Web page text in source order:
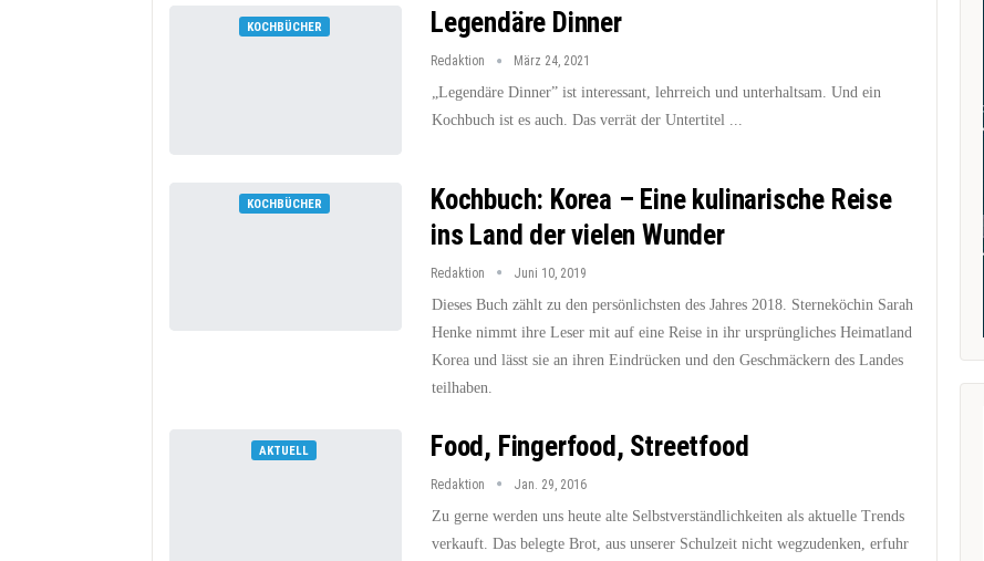
KOCHBÜCHER Legendäre Dinner
Redaktion März 24, 2021
„Legendäre Dinner” ist interessant, lehrreich und unterhaltsam. Und ein
Kochbuch ist es auch. Das verrät der Untertitel ...
KOCHBÜCHER
Kochbuch: Korea – Eine kulinarische Reise
ins Land der vielen Wunder
Redaktion Juni 10, 2019
Dieses Buch zählt zu den persönlichsten des Jahres 2018. Sterneköchin Sarah
Henke nimmt ihre Leser mit auf eine Reise in ihr ursprüngliches Heimatland
Korea und lässt sie an ihren Eindrücken und den Geschmäckern des Landes
teilhaben.
AKTUELL Food, Fingerfood, Streetfood
Redaktion Jan. 29, 2016
Zu gerne werden uns heute alte Selbstverständlichkeiten als aktuelle Trends
verkauft. Das belegte Brot, aus unserer Schulzeit nicht wegzudenken, erfuhr